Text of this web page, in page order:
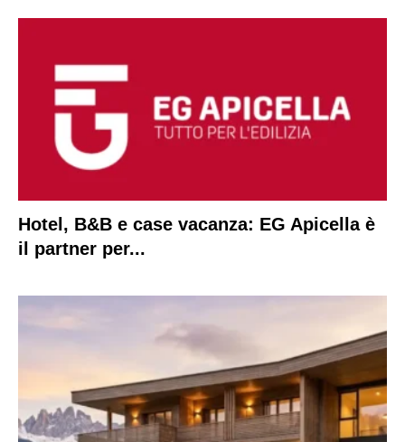
Hotel, B&B e case vacanza: EG Apicella è
il partner per...